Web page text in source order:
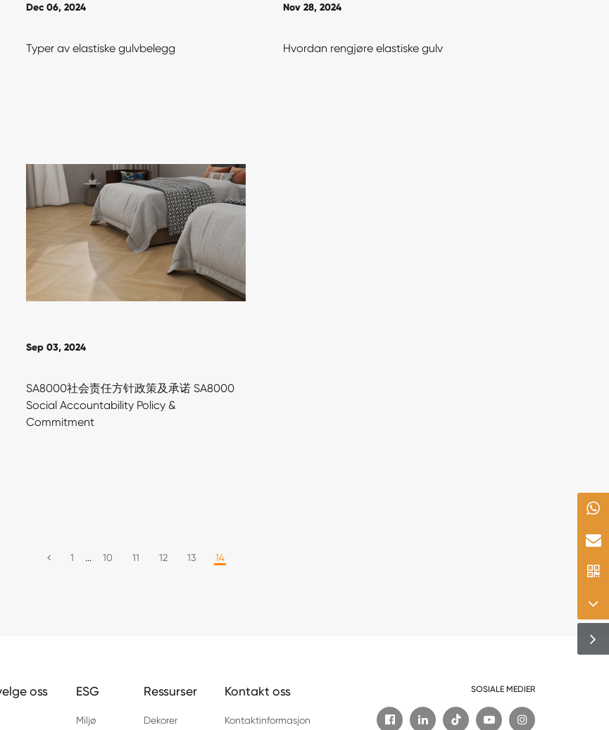
Dec 06, 2024
Typer av elastiske gulvbelegg
Nov 28, 2024
Hvordan rengjøre elastiske gulv
Sep 03, 2024
SA8000社会责任方针政策及承诺 SA8000
Social Accountability Policy &
Commitment
1 ... 10 11 12 13 14
oss ESG
Miljø
Ressurser
Dekorer
Kontakt oss
Kontaktinformasjon
SOSIALE MEDIER
